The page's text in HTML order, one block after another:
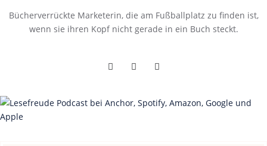
Bücherverrückte Marketerin, die am Fußballplatz zu finden ist,
wenn sie ihren Kopf nicht gerade in ein Buch steckt.